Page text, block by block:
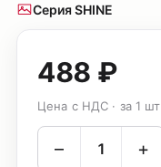
Серия SHINE
488 ₽
Цена с НДС · за 1 шт
– +